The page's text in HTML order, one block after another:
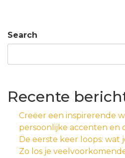
Search
Recente
Creëer een inspirerende
persoonlijke accenten en
De eerste keer loops: wat
Zo los je